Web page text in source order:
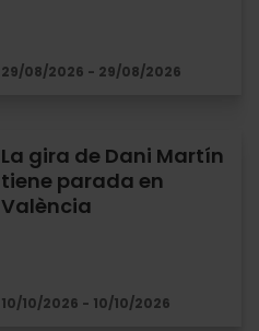
29/08/2026 - 29/08/2026
La gira de Dani Martín
tiene parada en
València
10/10/2026 - 10/10/2026